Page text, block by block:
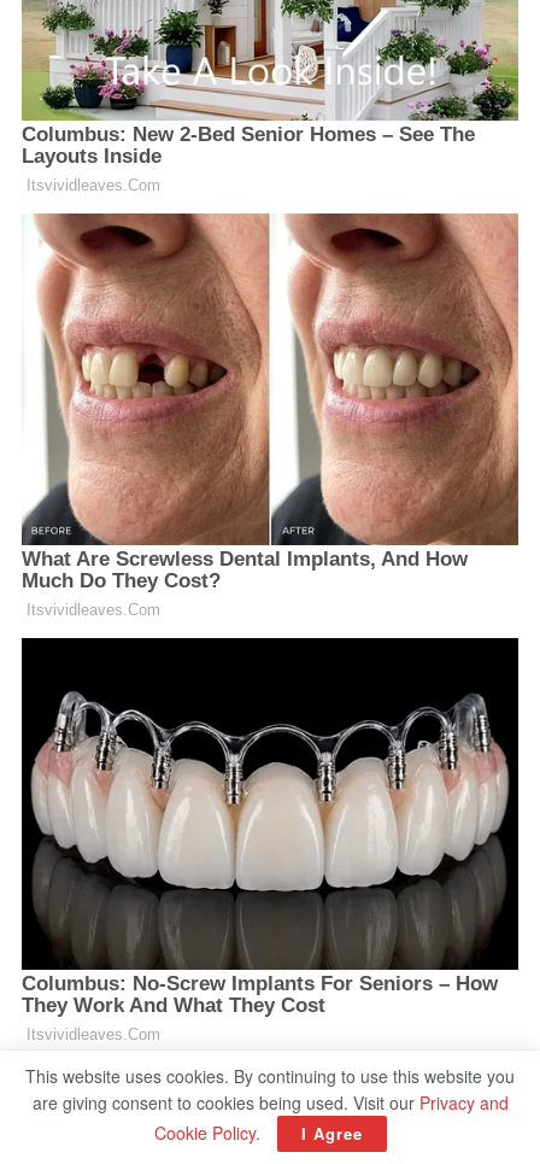
This website uses cookies. By continuing to use this website you
are giving consent to cookies being used. Visit our Privacy and
Cookie Policy. I Agree